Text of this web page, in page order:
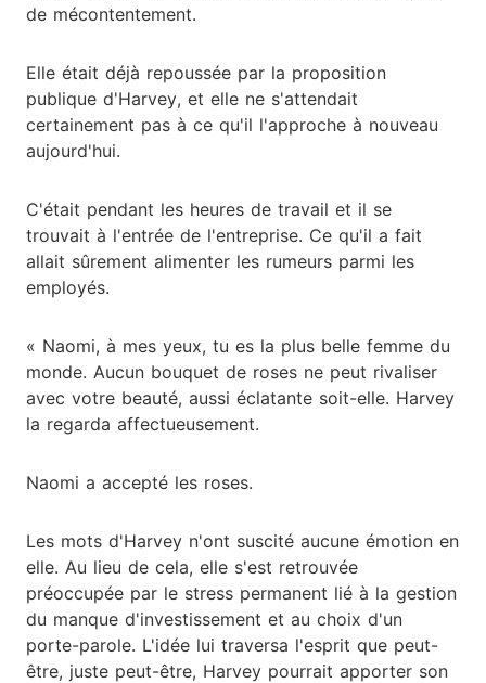
de mécontentement.
Elle était déjà repoussée par la proposition
publique d'Harvey, et elle ne s'attendait
certainement pas à ce qu'il l'approche à nouveau
aujourd'hui.
C'était pendant les heures de travail et il se
trouvait à l'entrée de l'entreprise. Ce qu'il a fait
allait sûrement alimenter les rumeurs parmi les
employés.
« Naomi, à mes yeux, tu es la plus belle femme du
monde. Aucun bouquet de roses ne peut rivaliser
avec votre beauté, aussi éclatante soit-elle. Harvey
la regarda affectueusement.
Naomi a accepté les roses.
Les mots d'Harvey n'ont suscité aucune émotion en
elle. Au lieu de cela, elle s'est retrouvée
préoccupée par le stress permanent lié à la gestion
du manque d'investissement et au choix d'un
porte-parole. L'idée lui traversa l'esprit que peut-
être, juste peut-être, Harvey pourrait apporter son